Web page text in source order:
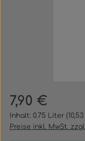
Regulärer Preis:
7,90 €
Inhalt: 0.75 Liter
Preise inkl. MwSt.